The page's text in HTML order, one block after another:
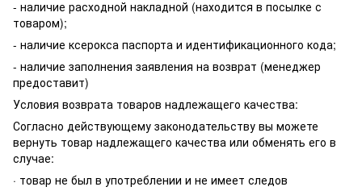
- наличие расходной накладной (находится в посылке с
товаром);
- наличие ксерокса паспорта и идентификационного кода;
- наличие заполнения заявления на возврат (менеджер
предоставит)
Условия возврата товаров надлежащего качества:
Согласно действующему законодательству вы можете
вернуть товар надлежащего качества или обменять его в
случае:
· товар не был в употреблении и не имеет следов